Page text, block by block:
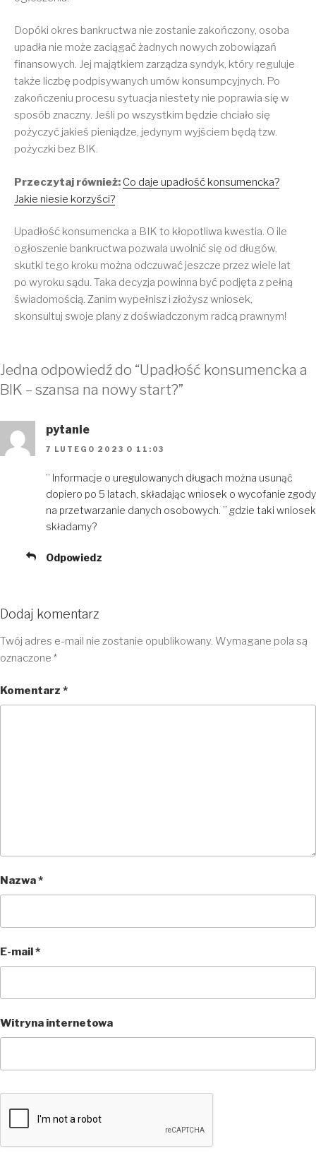
Dopóki okres bankructwa nie zostanie zakończony, osoba
upadła nie może zaciągać żadnych nowych zobowiązań
finansowych. Jej majątkiem zarządza syndyk, który reguluje
także liczbę podpisywanych umów konsumpcyjnych. Po
zakończeniu procesu sytuacja niestety nie poprawia się w
sposób znaczny. Jeśli po wszystkim będzie chciało się
pożyczyć jakieś pieniądze, jedynym wyjściem będą tzw.
pożyczki bez BIK.
Przeczytaj również: Co daje upadłość konsumencka?
Jakie niesie korzyści?
Upadłość konsumencka a BIK to kłopotliwa kwestia. O ile
ogłoszenie bankructwa pozwala uwolnić się od długów,
skutki tego kroku można odczuwać jeszcze przez wiele lat
po wyroku sądu. Taka decyzja powinna być podjęta z pełną
świadomością. Zanim wypełnisz i złożysz wniosek,
skonsultuj swoje plany z doświadczonym radcą prawnym!
Jedna odpowiedź do “Upadłość konsumencka a
BIK – szansa na nowy start?”
pytanie
7 LUTEGO 2023 O 11:03
” Informacje o uregulowanych długach można usunąć
dopiero po 5 latach, składając wniosek o wycofanie zgody
na przetwarzanie danych osobowych. ” gdzie taki wniosek
składamy?
Odpowiedz
Dodaj komentarz
Twój adres e-mail nie zostanie opublikowany. Wymagane pola są
oznaczone *
Komentarz *
Nazwa*
E-mail *
Witryna internetowa